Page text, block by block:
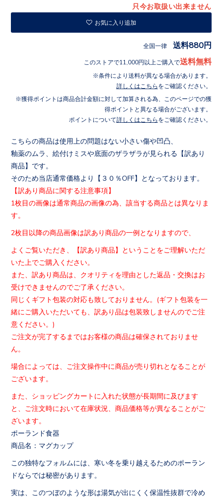
只今お取扱い出来ません
お気に入り追加
全国一律 送料880円
このストアで11,000円以上ご購入で送料無料
条件により送料が異なる場合があります。
詳しくはこちら をご確認ください。
獲得ポイントは商品合計金額に対して加算される為、このページでの獲
得ポイントと異なる場合がございます。
ポイントについて詳しくはこちら をご確認ください。
こちらの商品は使用上の問題はない小さい傷や凹凸、
釉薬のムラ、絵付けミスや底面のザラザラが見られる【訳あり
商品 】です。
そのため当店通常価格より【３０％OFF】となっております。
【訳あり商品に関する注意事項】
1枚目の画像は通常商品の画像の為、該当する商品とは異なりま
す
2枚目以降の商品画像は訳あり商品の一例となりますので、
よくご覧いただき、【訳あり商品】ということをご理解いただ
いた 上でご購入ください。
また、訳あり商品は、クオリティを理由とした返品・交換はお
受けできませんのでご了承ください。
同じくギフト包装の対応も致しておりません。(ギフト包装を一
緒にご購入いただいても、 訳あり品は包装致しませんのでご注
意ください。)
ご注文が完了するまではお客様の商品は確保されておりませ
ん。
場合によっては、
ご注文操作中に商品が売り切れとなることが
ございます。
また、ショッピングカートに入れた状態が長期間に及びます
と、
ご注文時において在庫状況、 商品価格等が異なることがご
ざいます。
ポーランド食器
商品名：マグカップ
この独特なフォルムには、寒い冬を乗り越えるためのポーラン
ドならでは秘密があります。
実は、このつぼのような形は湯気が出にくく保温性抜群で冷め